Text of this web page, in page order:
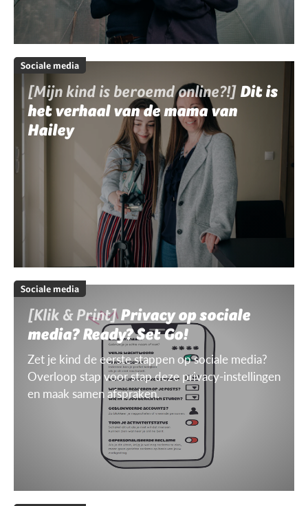
Sociale media
[Mijn kind is beroemd online?!] Dit is
het verhaal van de mama van
Hailey
Sociale media
[Klik & Print]Privacy op sociale
media? Ready? Set Go!
Zet je kind de eerste stappen op sociale media?
Overloop stap voor stap deze privacy-instellingen
en maak samen afspraken.